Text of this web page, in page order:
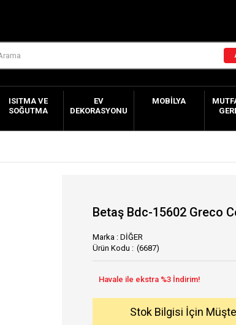
ISITMA VE
SOĞUTMA
EV
DEKORASYONU
MOBILYA
Betaş Bdc-15602 Greco
Marka : DİĞER
(6687)
Stok Bilgisi İçin